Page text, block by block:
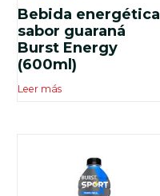
Valorado
en
5.00
de 5
Bebida energética
sabor guaraná
Burst Energy
(600ml)
Leer más